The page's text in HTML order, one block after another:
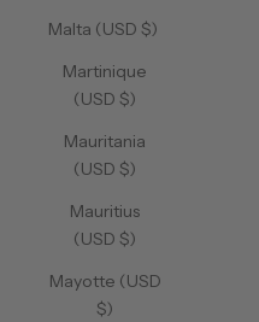
Malta (USD $)
Martinique
(USD $)
Mauritania
(USD $)
Mauritius
(USD $)
Mayotte (USD
$)